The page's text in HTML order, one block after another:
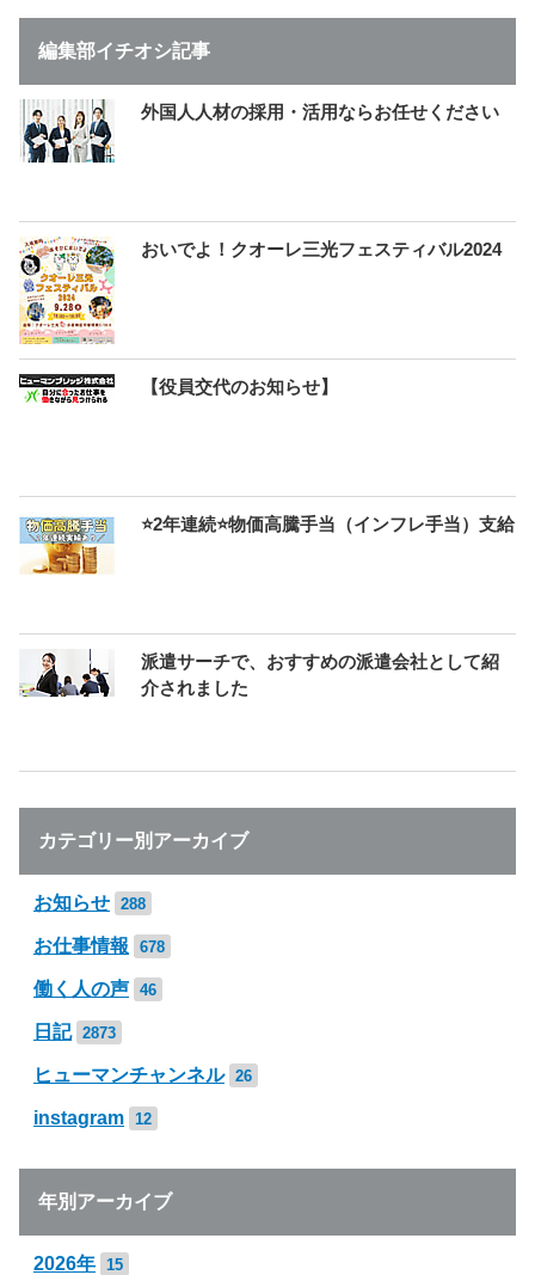
編集部イチオシ記事
外国人人材の採用・活用ならお任せください
おいでよ！クオーレ三光フェスティバル2024
【役員交代のお知らせ】
⭐2年連続⭐物価高騰手当（インフレ手当）支給
派遣サーチで、おすすめの派遣会社として紹
介されました
カテゴリー別アーカイブ
お知らせ 288
お仕事情報 678
働く人の声 46
日記 2873
ヒューマンチャンネル 26
instagram 12
年別アーカイブ
2026年 15